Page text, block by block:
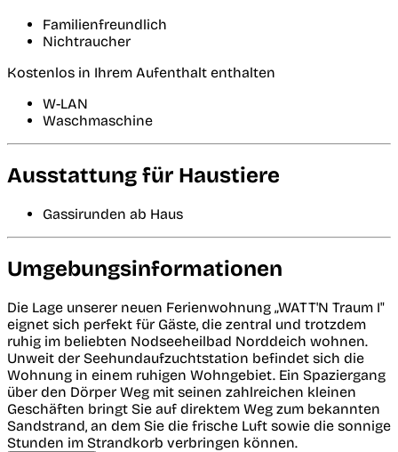
Familienfreundlich
Nichtraucher
Kostenlos in Ihrem Aufenthalt enthalten
W-LAN
Waschmaschine
Ausstattung für Haustiere
Gassirunden ab Haus
Umgebungsinformationen
Die Lage unserer neuen Ferienwohnung „WATT'N Traum I"
eignet sich perfekt für Gäste, die zentral und trotzdem
ruhig im beliebten Nodseeheilbad Norddeich wohnen.
Unweit der Seehundaufzuchtstation befindet sich die
Wohnung in einem ruhigen Wohngebiet. Ein Spaziergang
über den Dörper Weg mit seinen zahlreichen kleinen
Geschäften bringt Sie auf direktem Weg zum bekannten
Sandstrand, an dem Sie die frische Luft sowie die sonnige
Stunden im Strandkorb verbringen können.